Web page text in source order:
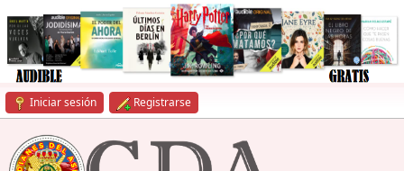
Iniciar sesión Registrarse